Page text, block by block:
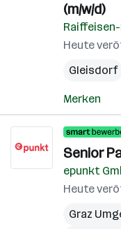
(m/w/d)
Heute
Gleisdorf
Merken
Senior
epunkt
Heute
Graz